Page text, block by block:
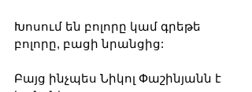
Խոսում են բոլորը կամ գրեթե
բոլորը, բացի նրանցից:
Բայց ինչպես Նիկոլ Փաշինյանն է